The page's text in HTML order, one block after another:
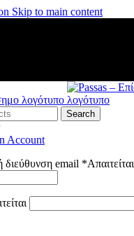
Skip to main content
Search
Account
email *Απαιτείται